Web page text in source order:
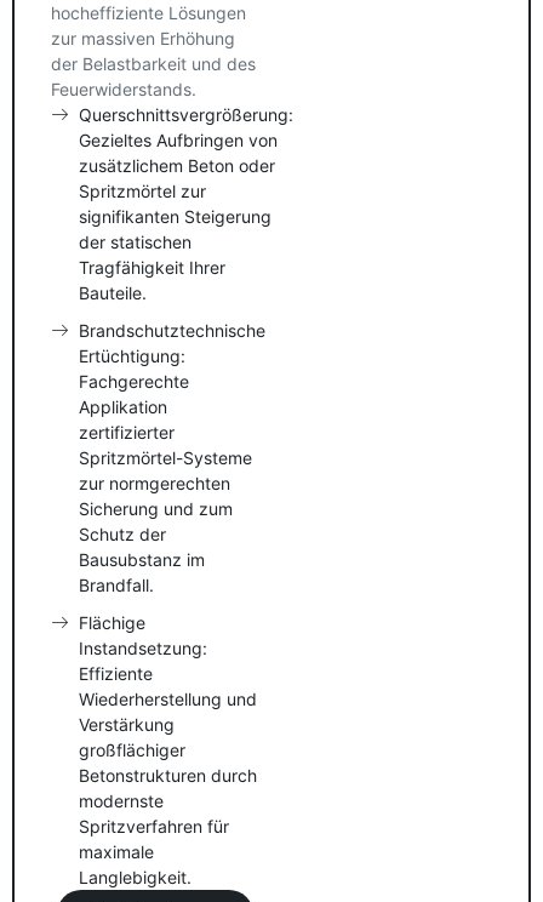
hocheffiziente Lösungen
zur massiven Erhöhung
der Belastbarkeit und des
Feuerwiderstands.
Querschnittsvergrößerung:
Gezieltes Aufbringen von
zusätzlichem Beton oder
Spritzmörtel zur
signifikanten Steigerung
der statischen
Tragfähigkeit Ihrer
Bauteile.
Brandschutztechnische
Ertüchtigung:
Fachgerechte
Applikation
zertifizierter
Spritzmörtel-Systeme
zur normgerechten
Sicherung und zum
Schutz der
Bausubstanz im
Brandfall.
Flächige
Instandsetzung:
Effiziente
Wiederherstellung und
Verstärkung
großflächiger
Betonstrukturen durch
modernste
Spritzverfahren für
maximale
Langlebigkeit.